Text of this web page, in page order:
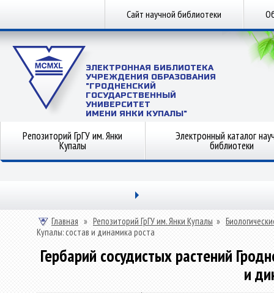
Сайт научной библиотеки
ЭЛЕКТРОННАЯ БИБЛИОТЕКА
УЧРЕЖДЕНИЯ ОБРАЗОВАНИЯ
"ГРОДНЕНСКИЙ
ГОСУДАРСТВЕННЫЙ
УНИВЕРСИТЕТ
ИМЕНИ ЯНКИ КУПАЛЫ"
Репозиторий ГрГУ им. Янки
Купалы
Электронный каталог
библиотеки
Главная » Репозиторий ГрГУ им. Янки Купалы »
Купалы: состав и динамика роста
Гербарий сосудистых растений
и